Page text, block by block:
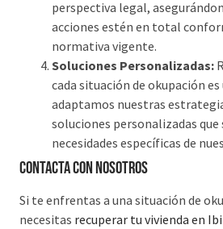
perspectiva legal,
acciones estén en total
normativa vigente.
Soluciones Personalizadas:
cada situación de okupación
adaptamos nuestras
soluciones personalizadas que
necesidades específicas de
Contacta con nosotros
Si te enfrentas a una situación de
necesitas recuperar tu vivienda en